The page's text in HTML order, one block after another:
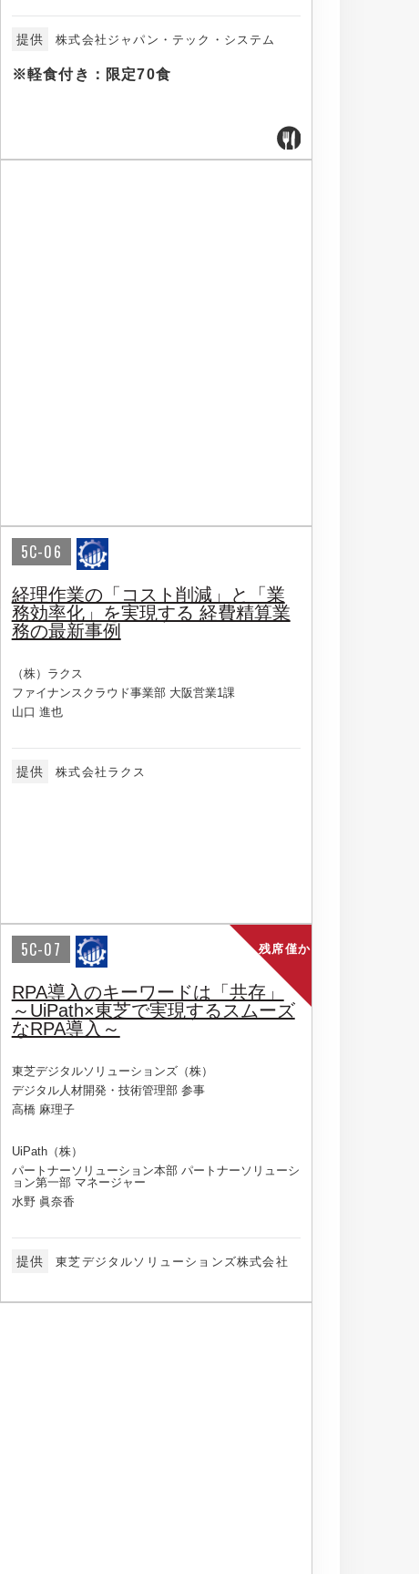
提供 株式会社ジャパン・テック・システム
※軽食付き：限定70食
5C-06
経理作業の「コスト削減」と「業
務効率化」を実現する 経費精算業
務の最新事例
（株）ラクス
ファイナンスクラウド事業部 大阪営業1課
山口 進也
提供 株式会社ラクス
残席僅か
5C-07
RPA導入のキーワードは「共存」
～UiPath×東芝で実現するスムーズ
なRPA導入～
東芝デジタルソリューションズ（株）
デジタル人材開発・技術管理部 参事
高橋 麻理子
UiPath（株）
パートナーソリューション本部 パートナーソリューシ
ョン第一部 マネージャー
水野 眞奈香
提供 東芝デジタルソリューションズ株式会社